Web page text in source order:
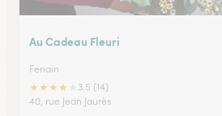
Au Cadeau Fleuri
Fenain
★★★★
3.5 (14)
40, rue Jean Jaurès